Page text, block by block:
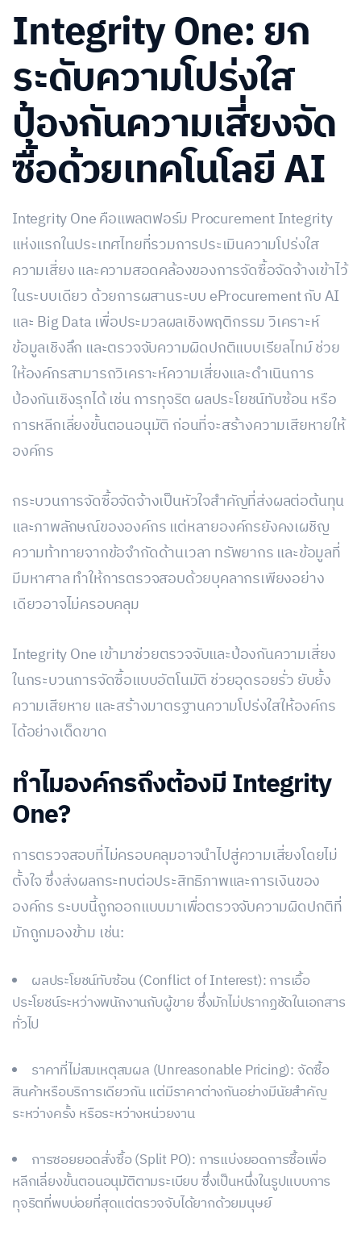
Integrity One: ยก
ระดับความโปร่งใส
ป้องกันความเสี่ยงจัด
ซื้อด้วยเทคโนโลยี AI
Integrity One คือแพลตฟอร์ม Procurement Integrity
แห่งแรกในประเทศไทยที่รวมการประเมินความโปร่งใส
ความเสี่ยง และความสอดคล้องของการจัดซื้อจัดจ้างเข้าไว้
ในระบบเดียว ด้วยการผสานระบบ eProcurement กับ AI
และ Big Data เพื่อประมวลผลเชิงพฤติกรรม วิเคราะห์
ข้อมูลเชิงลึก และตรวจจับความผิดปกติแบบเรียลไทม์ ช่วย
ให้องค์กรสามารถวิเคราะห์ความเสี่ยงและดำเนินการ
ป้องกันเชิงรุกได้ เช่น การทุจริต ผลประโยชน์ทับซ้อน หรือ
การหลีกเลี่ยงขั้นตอนอนุมัติ ก่อนที่จะสร้างความเสียหายให้
องค์กร
กระบวนการจัดซื้อจัดจ้างเป็นหัวใจสำคัญที่ส่งผลต่อต้นทุน
และภาพลักษณ์ขององค์กร แต่หลายองค์กรยังคงเผชิญ
ความท้าทายจากข้อจำกัดด้านเวลา ทรัพยากร และข้อมูลที่
มีมหาศาล ทำให้การตรวจสอบด้วยบุคลากรเพียงอย่าง
เดียวอาจไม่ครอบคลุม
Integrity One เข้ามาช่วยตรวจจับและป้องกันความเสี่ยง
ในกระบวนการจัดซื้อแบบอัตโนมัติ ช่วยอุดรอยรั่ว ยับยั้ง
ความเสียหาย และสร้างมาตรฐานความโปร่งใสให้องค์กร
ได้อย่างเด็ดขาด
ทำไมองค์กรถึงต้องมี Integrity
One?
การตรวจสอบที่ไม่ครอบคลุมอาจนำไปสู่ความเสี่ยงโดยไม่
ตั้งใจ ซึ่งส่งผลกระทบต่อประสิทธิภาพและการเงินของ
องค์กร ระบบนี้ถูกออกแบบมาเพื่อตรวจจับความผิดปกติที่
มักถูกมองข้าม เช่น:
ผลประโยชน์ทับซ้อน (Conflict of Interest): การเอื้อ
ประโยชน์ระหว่างพนักงานกับผู้ขาย ซึ่งมักไม่ปรากฏชัดในเอกสาร
ทั่วไป
ราคาที่ไม่สมเหตุสมผล (Unreasonable Pricing): จัดซื้อ
สินค้าหรือบริการเดียวกัน แต่มีราคาต่างกันอย่างมีนัยสำคัญ
ระหว่างครั้ง หรือระหว่างหน่วยงาน
การซอยยอดสั่งซื้อ (Split PO): การแบ่งยอดการซื้อเพื่อ
หลีกเลี่ยงขั้นตอนอนุมัติตามระเบียบ ซึ่งเป็นหนึ่งในรูปแบบการ
ทุจริตที่พบบ่อยที่สุดแต่ตรวจจับได้ยากด้วยมนุษย์